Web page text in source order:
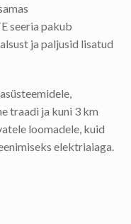
seeria pakub
ja paljusid lisatud
traadi ja kuni 3 km
loomadele, kuid
elektriaiaga.